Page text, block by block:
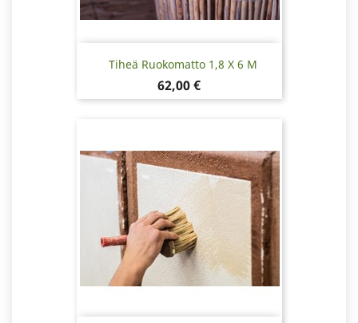
Tiheä Ruokomatto 1,8 X 6 M
Hinta
62,00 €